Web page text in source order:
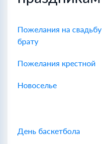
Пожелания на свадьбу
брату
Пожелания крестной
Новоселье
День баскетбола